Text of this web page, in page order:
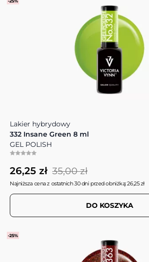
Lakier hybrydowy
332 Insane Green 8 ml
GEL POLISH
26,25 zł 35,00 zł
Najniższa cena z ostatnich 30 dni przed obniżką: 26,25 zł
DO KOSZYKA
-25%